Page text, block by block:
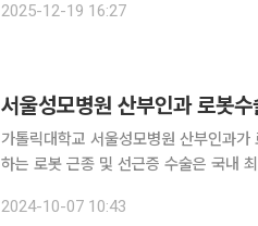
급 장액성 상피성 난소암, 난관암 또는
2025-12-19 16:27
서울성모병원 산부인과 로봇
가톨릭대학교 서울성모병원 산부인과
하는 로봇 근종 및 선근증 수술은 국내 최다 기록을 세웠다. 서울성
다. 서울성모병원 산부인과는 2009년 2
2024-10-07 10:43